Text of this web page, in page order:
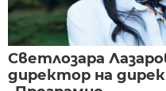
Светлозара
директор на